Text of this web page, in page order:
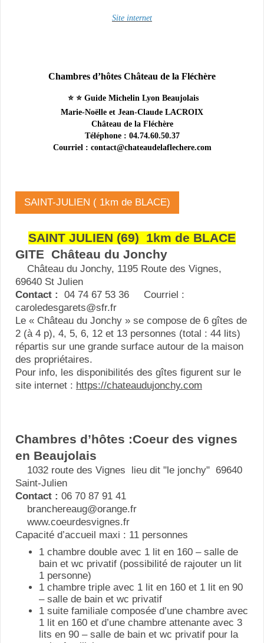
Site internet
Chambres d’hôtes Château de la Fléchère
⭐️ ⭐️ Guide Michelin Lyon Beaujolais
Marie-Noëlle et Jean-Claude LACROIX
Château de la Fléchère
Téléphone : 04.74.60.50.37
Courriel : contact@chateaudelaflechere.com
SAINT-JULIEN ( 1km de BLACE)
SAINT JULIEN (69) 1km de BLACE
GITE Château du Jonchy
Château du Jonchy, 1195 Route des Vignes,
69640 St Julien
Contact :
04 74 67 53 36 Courriel :
caroledesgarets@sfr.fr
Le « Château du Jonchy » se compose de 6 gîtes de
2 (à 4 p), 4, 5, 6, 12 et 13 personnes (total : 44 lits)
répartis sur une grande surface autour de la maison
des propriétaires.
Pour info, les disponibilités des gîtes figurent sur le
site internet : https://chateaudujonchy.com
Chambres d’hôtes :Coeur des vignes
en Beaujolais
1032 route des Vignes lieu dit "le jonchy" 69640
Saint-Julien
Contact : 06 70 87 91 41
branchereaug@orange.fr
www.coeurdesvignes.fr
Capacité d’accueil maxi : 11 personnes
1 chambre double avec 1 lit en 160 – salle de
bain et wc privatif (possibilité de rajouter un lit
1 personne)
1 chambre triple avec 1 lit en 160 et 1 lit en 90
– salle de bain et wc privatif
1 suite familiale composée d’une chambre avec
1 lit en 160 et d’une chambre attenante avec 3
lits en 90 – salle de bain et wc privatif pour la